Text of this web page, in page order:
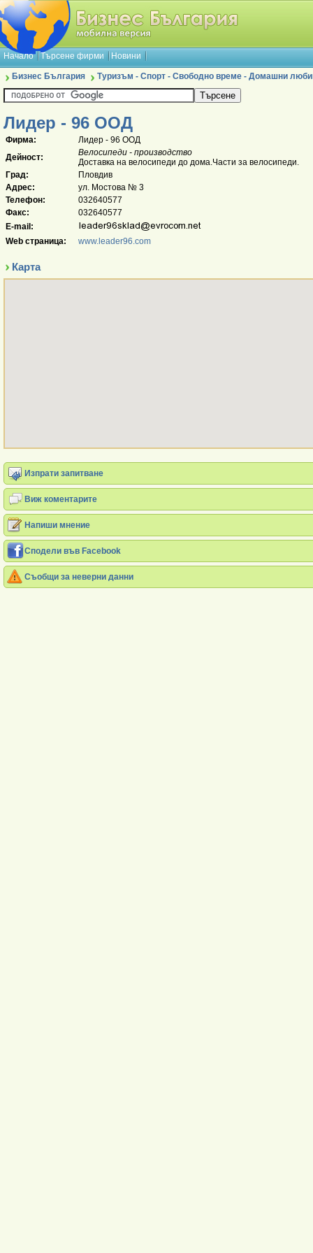
Начало Търсене фирми Новини
Бизнес България Туризъм - Спорт - Свободно време - Домашни
Лидер - 96 ООД
Фирма:
Лидер - 96 ООД
Дейност:
Велосипеди - производство
Доставка на велосипеди до дома.Части за велосипеди.
Град:
Пловдив
Адрес:
ул. Мостова № 3
Телефон:
032640577
Факс:
032640577
E-mail:
Web страница:
www.leader96.com
Карта
Изпрати запитване
Виж коментарите
Напиши мнение
Сподели във Facebook
Съобщи за неверни данни